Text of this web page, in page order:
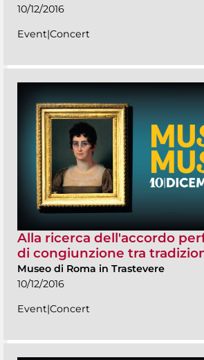
10/12/2016
Event|Concert
Alla ricerca dell'accordo
di congiunzione tra
Museo di Roma in Trastevere
10/12/2016
Event|Concert